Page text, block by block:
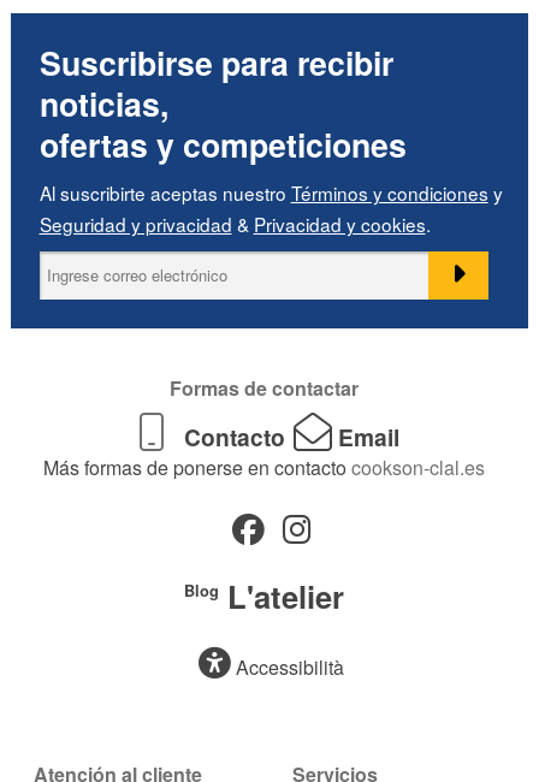
Suscribirse para recibir
noticias,
ofertas y competiciones
Al suscribirte aceptas nuestro Términos y condiciones y
Seguridad y privacidad & Privacidad y cookies.
Formas de contactar
Contacto Email
Más formas de ponerse en contacto cookson-clal.es
Blog L'atelier
Accessibilità
Atención al cliente Servicios